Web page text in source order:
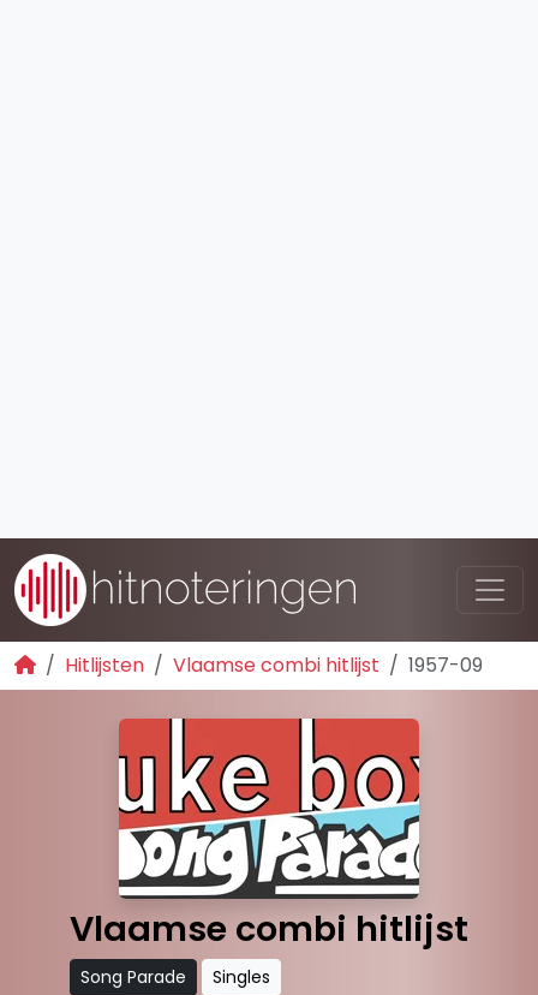
Hitlijsten Vlaamse combi hitlijst 1957-09
Vlaamse combi hitlijst
Song Parade Singles